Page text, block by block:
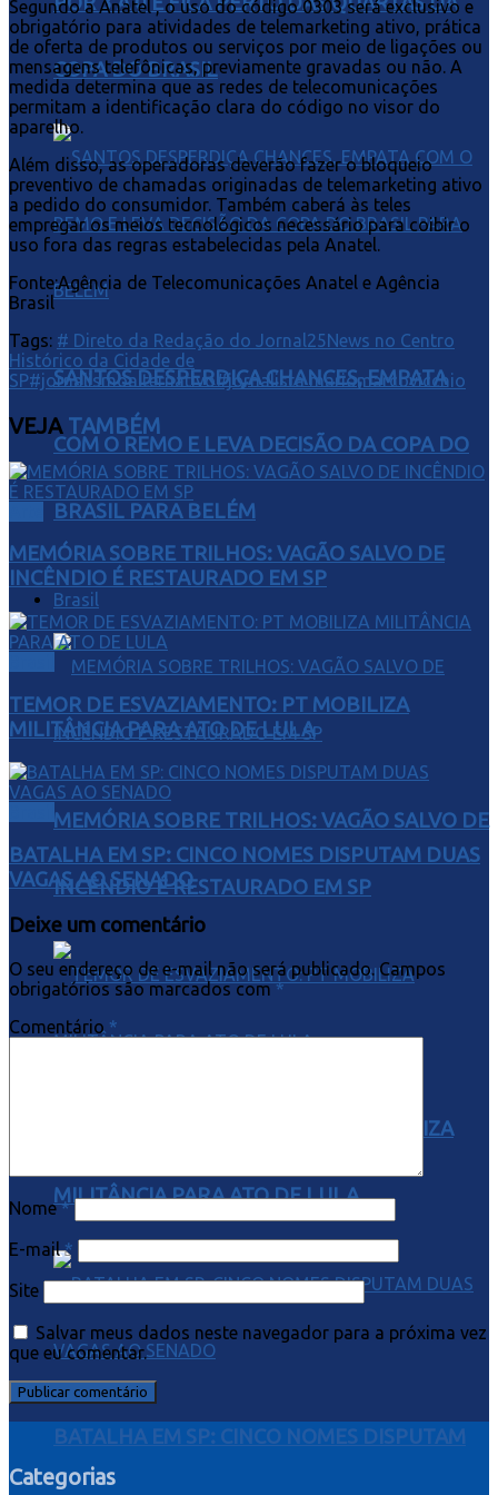
COPA DO BRASIL
SANTOS DESPERDIÇA CHANCES, EMPATA
COM O REMO E LEVA DECISÃO DA COPA DO
BRASIL PARA BELÉM
Brasil
MEMÓRIA SOBRE TRILHOS: VAGÃO SALVO DE
INCÊNDIO É RESTAURADO EM SP
TEMOR DE ESVAZIAMENTO: PT MOBILIZA
MILITÂNCIA PARA ATO DE LULA
BATALHA EM SP: CINCO NOMES DISPUTAM
Segundo a Anatel , o uso do código 0303 será exclusivo e
obrigatório para atividades de telemarketing ativo, prática
de oferta de produtos ou serviços por meio de ligações ou
mensagens telefônicas, previamente gravadas ou não. A
medida determina que as redes de telecomunicações
permitam a identificação clara do código no visor do
aparelho.
Além disso, as operadoras deverão fazer o bloqueio
preventivo de chamadas originadas de telemarketing ativo
a pedido do consumidor. Também caberá às teles
empregar os meios tecnológicos necessário para coibir o
uso fora das regras estabelecidas pela Anatel.
Fonte:Agência de Telecomunicações Anatel e Agência
Brasil
Tags: # Direto da Redação do Jornal25News no Centro
Histórico da Cidade de
SP#jornalismoalternativo#jornalista mariomarcovicchio
VEJA TAMBÉM
MEMÓRIA SOBRE TRILHOS: VAGÃO SALVO DE
INCÊNDIO É RESTAURADO EM SP
TEMOR DE ESVAZIAMENTO: PT MOBILIZA
MILITÂNCIA PARA ATO DE LULA
BATALHA EM SP: CINCO NOMES DISPUTAM DUAS
VAGAS AO SENADO
Deixe um comentário
O seu endereço de e-mail não será publicado. Campos
obrigatórios são marcados com*
Comentário *
Nome*
E-mail*
Site
Salvar meus dados neste navegador para a próxima vez
que eu comentar.
Categorias